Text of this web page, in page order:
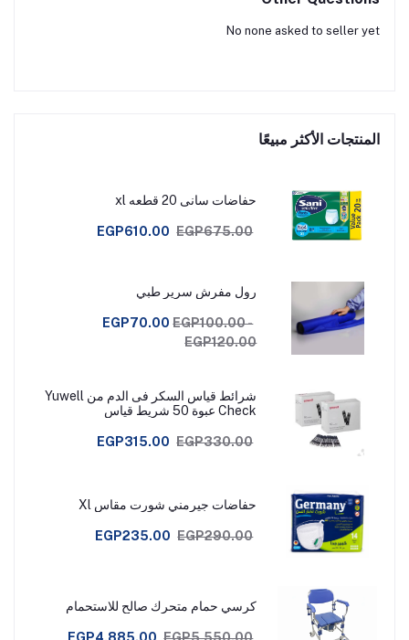
No none asked to seller yet
المنتجات الأكثر مبيعًا
حفاضات سانى 20 قطعه xl
EGP610.00 EGP675.00
رول مفرش سرير طبي
EGP70.00 EGP100.00 -
EGP120.00
شرائط قياس السكر فى الدم من Yuwell
Check عبوة 50 شريط قياس
EGP315.00 EGP330.00
حفاضات جيرمني شورت مقاس Xl
EGP235.00 EGP290.00
كرسي حمام متحرك صالح للاستحمام
EGP4,885.00 EGP5,550.00